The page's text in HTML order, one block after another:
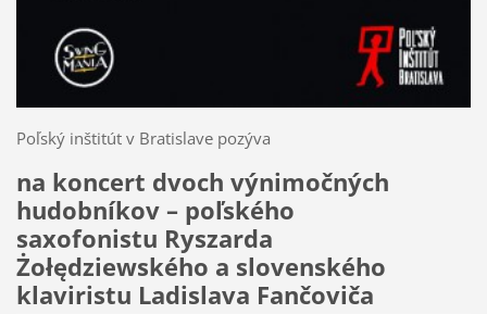
Poľský inštitút v Bratislave pozýva
na koncert dvoch výnimočných
hudobníkov – poľského
saxofonistu Ryszarda
Żołędziewského a slovenského
klaviristu Ladislava Fančoviča